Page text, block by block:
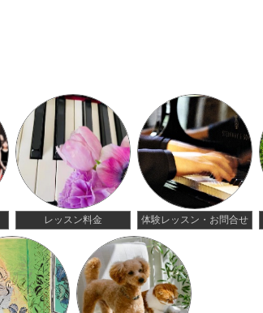
レッスン料金 体験レッスン・お問合せ